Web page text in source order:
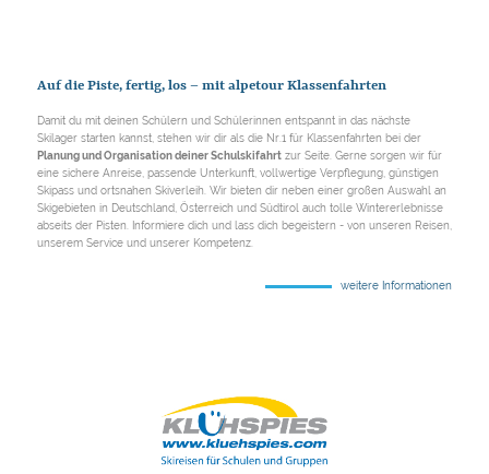
Auf die Piste, fertig, los – mit alpetour Klassenfahrten
Damit du mit deinen Schülern und Schülerinnen entspannt in das nächste
Skilager starten kannst, stehen wir dir als die Nr.1 für Klassenfahrten bei der
Planung und Organisation deiner Schulskifahrt zur Seite. Gerne sorgen wir für
eine sichere Anreise, passende Unterkunft, vollwertige Verpflegung, günstigen
Skipass und ortsnahen Skiverleih. Wir bieten dir neben einer großen Auswahl an
Skigebieten in Deutschland, Österreich und Südtirol auch tolle Wintererlebnisse
abseits der Pisten. Informiere dich und lass dich begeistern - von unseren Reisen,
unserem Service und unserer Kompetenz.
weitere Informationen